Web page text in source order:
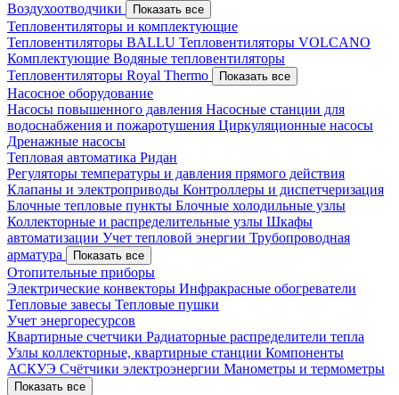
Воздухоотводчики
Показать все
Тепловентиляторы и комплектующие
Тепловентиляторы BALLU Тепловентиляторы VOLCANO
Комплектующие Водяные тепловентиляторы
Тепловентиляторы Royal Thermo
Показать все
Насосное оборудование
Насосы повышенного давления Насосные станции для
водоснабжения и пожаротушения Циркуляционные насосы
Дренажные насосы
Тепловая автоматика Ридан
Регуляторы температуры и давления прямого действия
Клапаны и электроприводы Контроллеры и диспетчеризация
Блочные тепловые пункты Блочные холодильные узлы
Коллекторные и распределительные узлы Шкафы
автоматизации Учет тепловой энергии Трубопроводная
арматура
Показать все
Отопительные приборы
Электрические конвекторы Инфракрасные обогреватели
Тепловые завесы Тепловые пушки
Учет энергоресурсов
Квартирные счетчики Радиаторные распределители тепла
Узлы коллекторные, квартирные станции Компоненты
АСКУЭ Счётчики электроэнергии Манометры и термометры
Показать все